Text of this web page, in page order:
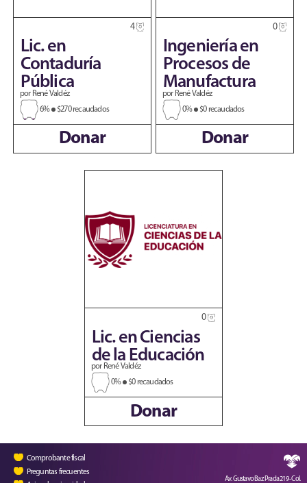
4
Lic. en
Contaduría
Pública
por René Valdéz
6%
$270 recaudados
Donar
0
Ingeniería en
Procesos de
Manufactura
por René Valdéz
0%
$0 recaudados
Donar
0
Lic. en Ciencias
de la Educación
por René Valdéz
0%
$0 recaudados
Donar
Comprobante fiscal
Preguntas frecuentes
Av. Gustavo Baz Prada 219 - Col.